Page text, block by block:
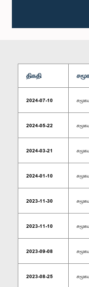
திகதி
2024-07-10
2024-05-22
2024-03-21
2024-01-10
2023-11-30
2023-11-10
2023-09-08
2023-08-25